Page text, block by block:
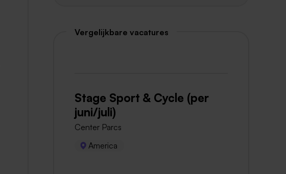
Vergelijkbare vacatures
Stage Sport & Cycle (per
juni/juli)
Center Parcs
America